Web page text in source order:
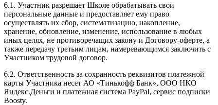
6.1. Участник разрешает Школе обрабатывать свои
персональные данные и предоставляет ему право
осуществлять их сбор, систематизацию, накопление,
хранение, обновление, изменение, использование в любых
иных целях, не противоречащих закону и Договору-оферте, а
также передачу третьим лицам, намеревающимся заключить с
Участником трудовой договор.
6.2. Ответственность за сохранность реквизитов платежной
карты Участника несет АО «Тинькофф Банк», ООО НКО
Яндекс.Деньги и платежная система PayPal, сервис подписки
Boosty.